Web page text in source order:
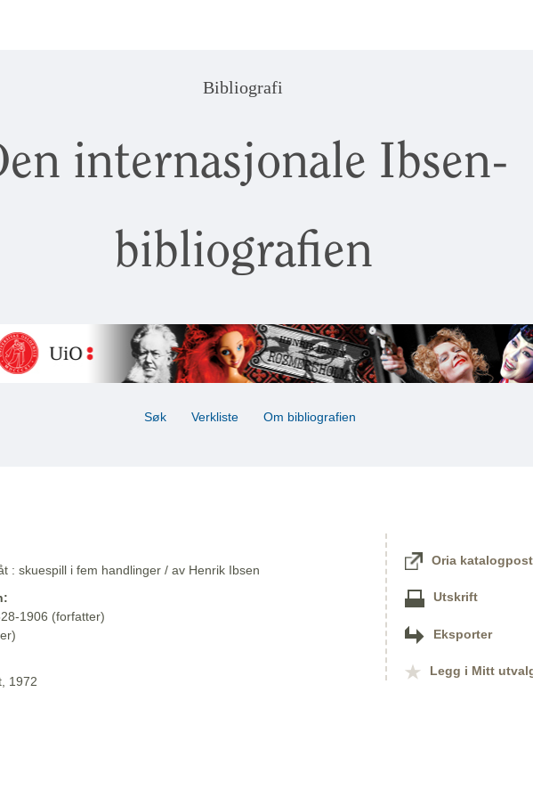
Bibliografi
internasjonale Ibsen-
bibliografien
Søk Verkliste Om bibliografien
: skuespill i fem handlinger / av Henrik Ibsen
1906 (forfatter)
1972
Oria katalogpost
Utskrift
Eksporter
Legg i Mitt